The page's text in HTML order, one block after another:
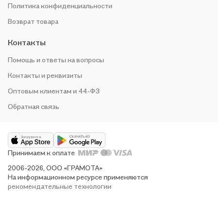
Политика конфиденциальности
Возврат товара
Контакты
Помощь и ответы на вопросы
Контакты и реквизиты
Оптовым клиентам и 44-ФЗ
Обратная связь
2006-2026, ООО «ГРАМОТА»
На информационном ресурсе применяются
рекомендательные технологии
Принимаем к оплате